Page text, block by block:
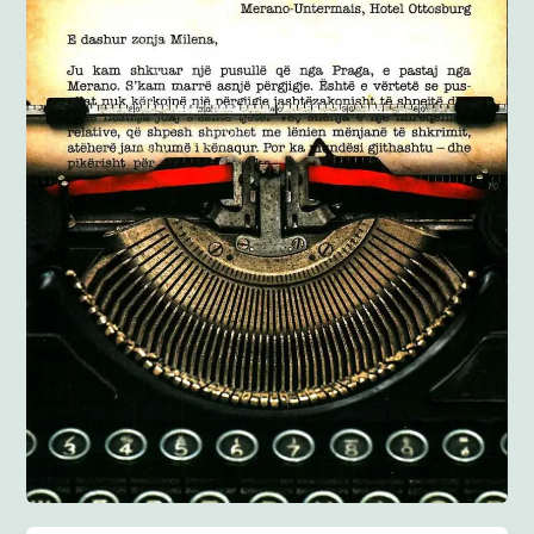
Anglisht
Ditarë
Evente
Blog